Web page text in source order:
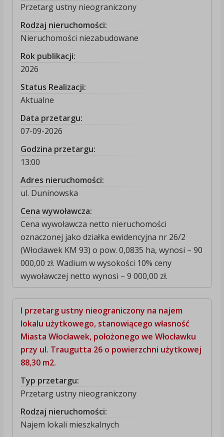
Przetarg ustny nieograniczony
Rodzaj nieruchomości:
Nieruchomości niezabudowane
Rok publikacji:
2026
Status Realizacji:
Aktualne
Data przetargu:
07-09-2026
Godzina przetargu:
13:00
Adres nieruchomości:
ul. Duninowska
Cena wywoławcza:
Cena wywoławcza netto nieruchomości
oznaczonej jako działka ewidencyjna nr 26/2
(Włocławek KM 93) o pow. 0,0835 ha, wynosi – 90
000,00 zł. Wadium w wysokości 10% ceny
wywoławczej netto wynosi – 9 000,00 zł.
I przetarg ustny nieograniczony na najem
lokalu użytkowego, stanowiącego własność
Miasta Włocławek, położonego we Włocławku
przy ul. Traugutta 26 o powierzchni użytkowej
88,30 m2.
Typ przetargu:
Przetarg ustny nieograniczony
Rodzaj nieruchomości:
Najem lokali mieszkalnych